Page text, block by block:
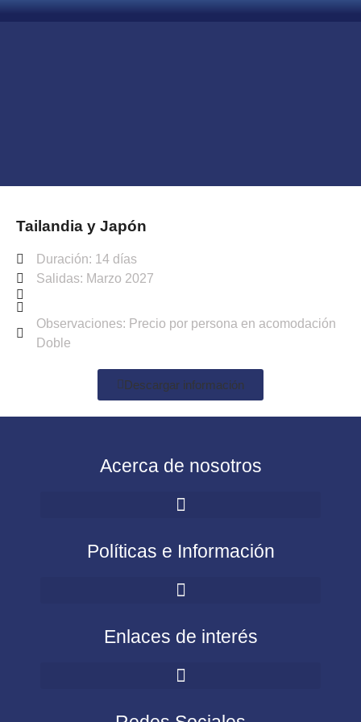
Tailandia y Japón
Duración: 14 días
Salidas: Marzo 2027
Observaciones: Precio por persona en acomodación
Doble
Descargar información
Acerca de nosotros
Políticas e Información
Enlaces de interés